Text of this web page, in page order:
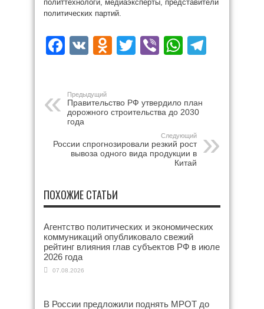
политтехнологи, медиаэксперты, представители
политических партий.
Facebook
VK Odnoklassniki
Twitter
Viber
Предыдущий
Правительство РФ утвердило план
дорожного строительства до 2030
года
Следующий
России спрогнозировали резкий рост
вывоза одного вида продукции в
Китай
ПОХОЖИЕ СТАТЬИ
Агентство политических и экономических
коммуникаций опубликовало свежий
рейтинг влияния глав субъектов РФ в июле
2026 года
07.08.2026
В России предложили поднять МРОТ до